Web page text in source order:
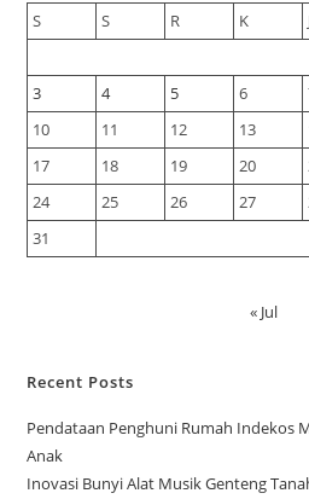
S
S R K
3
4 5 6
10
11 12 13
17
18 19 20
24
25 26 27
31
« Jul
Recent Posts
Pendataan Penghuni Rumah Indekos
Anak
Inovasi Bunyi Alat Musik Genteng